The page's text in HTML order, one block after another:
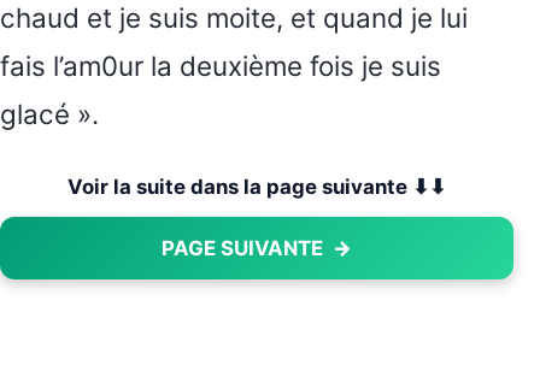
chaud et je suis moite, et quand je lui
fais l’am0ur la deuxième fois je suis
glacé ».
Voir la suite dans la page suivante ⬇⬇
PAGE SUIVANTE →